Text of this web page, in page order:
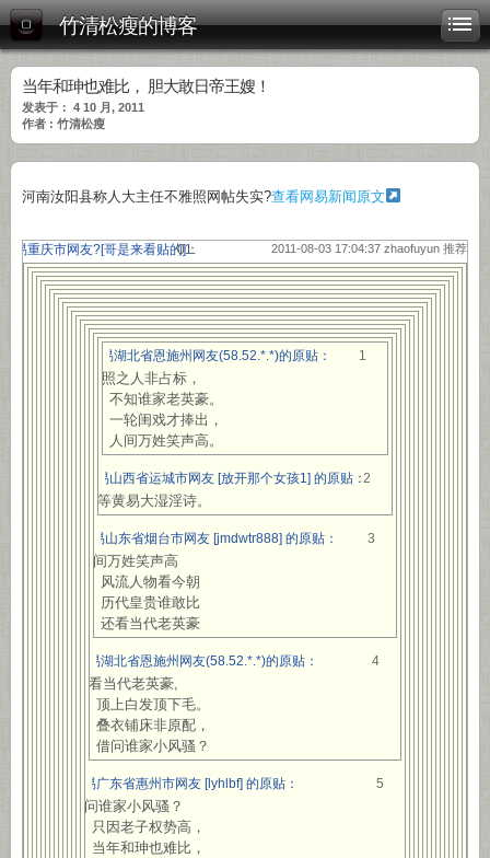
竹清松瘦的博客
当年和珅也难比， 胆大敢日帝王嫂！
发表于： 4 10 月, 2011
作者 : 竹清松瘦
河南汝阳县称人大主任不雅照网帖失实?查看网易新闻原文
网易重庆市网友?[哥是来看贴的]： 2011-08-03 17:04:37 zhaofuyun 推荐
网易湖北省恩施州网友(58.52.*.*)的原贴： 1
雅照之人非占标，
不知谁家老英豪。
一轮闺戏才捧出，
人间万姓笑声高。
网易山西省运城市网友 [放开那个女孩1] 的原贴：2
坐等黄易大湿淫诗。
网易山东省烟台市网友 [jmdwtr888] 的原贴： 3
人间万姓笑声高
风流人物看今朝
历代皇贵谁敢比
还看当代老英豪
网易湖北省恩施州网友(58.52.*.*)的原贴： 4
还看当代老英豪,
顶上白发顶下毛。
叠衣铺床非原配，
借问谁家小风骚？
网易广东省惠州市网友 [lyhlbf] 的原贴： 5
借问谁家小风骚？
只因老子权势高，
当年和珅也难比，